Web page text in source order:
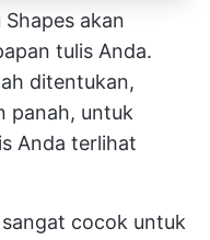
akan
tulis Anda.
ditentukan,
panah, untuk
Anda terlihat
cocok untuk